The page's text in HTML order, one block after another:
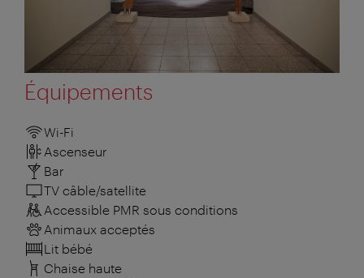
Équipements
Wi-Fi
Ascenseur
Bar
TV câble/satellite
Accessible PMR sous conditions
Animaux acceptés
Lit bébé
Chaise haute